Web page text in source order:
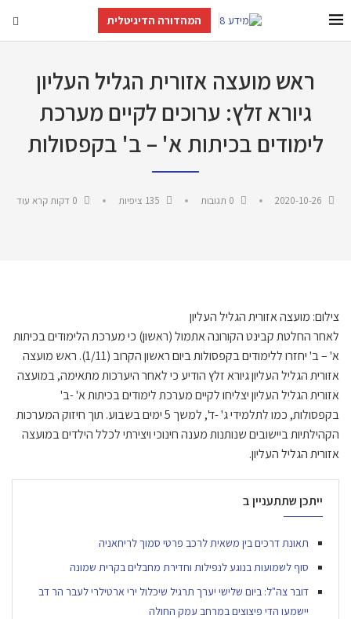
המהדורה הדיגיטלית
ראש מועצה אזורית הגליל העליון
גיורא זלץ: ערוכים לקיים מערכת
לימודים בכיתות א' – ב' בקפסולות
2020-10-26
135 ציפיות
צילום: מועצה אזורית הגליל העליון
לאחר החלטת קבינט הקורונה אתמול (ראשון) כי מערכת הלימודים בכיתות
א' – ב' יחזרו ללימודים בקפסולות ביום ראשון הקרוב (1/11). ראש מועצה
אזורית הגליל העליון גיורא זלץ הודיע כי לאחר היערכות מתאימה, במועצה
אזורית הגליל העליון יצליחו לקיים מערכת לימודים בכיתות א' -ב'
בקפסולות, כמו לתלמידי ג' -ד', למשך 5 ימים בשבוע. תוך חיזוק המערכות
הקהילתיות ביישובים שנותנות מענה חינוכי ויצירתי לכלל הילדים במועצה
אזורית הגליל העליון.
ייתכן שתתעניין ב
תאונת דרכים בין משאית לרכב פרטי סמוך לריחאניה
סוף לשמועות בנוגע לנפילות וחדירת מחבלים בקרית שמונה
דובר צה"ל: ביום שלישי יערך תרגיל שיכלול ירי ארטילרי לעבר הר דב
יישמעו הדי פיצוצים במרחב עמק החולה